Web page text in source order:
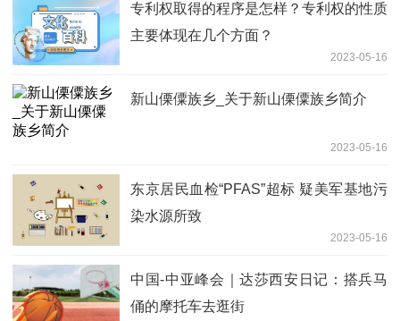
专利权取得的程序是怎样？专利权的性质
主要体现在几个方面？
2023-05-16
新山傈僳族乡_关于新山傈僳族乡简介
2023-05-16
东京居民血检“PFAS”超标 疑美军基地污
染水源所致
2023-05-16
中国-中亚峰会｜达莎西安日记：搭兵马
俑的摩托车去逛街